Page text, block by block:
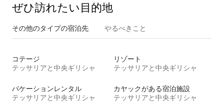
ぜひ訪⁠れ⁠た⁠い目⁠的⁠地
その他のタ⁠イ⁠プ⁠の宿⁠泊⁠先 やるべきこと
コテージ
テッサリアと中央ギリシャ
リゾート
テッサリアと中央ギリシャ
バケーションレンタル
テッサリアと中央ギリシャ
カヤックがある宿泊施設
テッサリアと中央ギリシャ